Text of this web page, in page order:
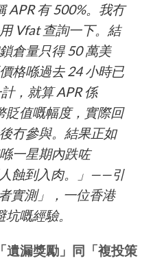
APR 有 500%。我冇
Vfat 查詢一下。結
倉量只得 50 萬美
格喺過去 24 小時已
，就算 APR 係
貶值嘅幅度，實際回
冇參與。結果正如
一星期內跌咗
蝕到入肉。」——引
實測」，一位香港
嘅經驗。
漏獎勵」同「複投策